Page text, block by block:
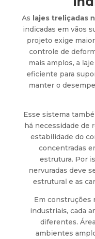
As lajes treliçadas
indicadas em vãos
projeto exige
controle de
mais amplos, a
eficiente para
manter o
Esse sistema
há necessidade de
estabilidade do
concentradas
estrutura. Por
nervuradas deve
estrutural e as
Em construções
industriais, cada
diferentes.
ambientes